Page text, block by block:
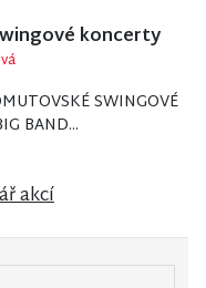
koncerty
SWINGOVÉ
BAND...
akcí